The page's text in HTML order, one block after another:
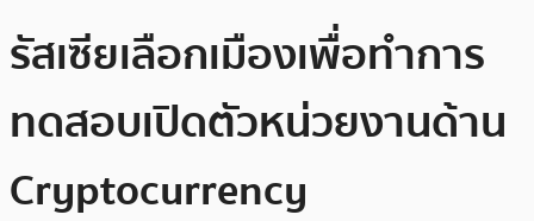
รัสเซียเลือกเมืองเพื่อทำการ
ทดสอบเปิดตัวหน่วยงานด้าน
Cryptocurrency